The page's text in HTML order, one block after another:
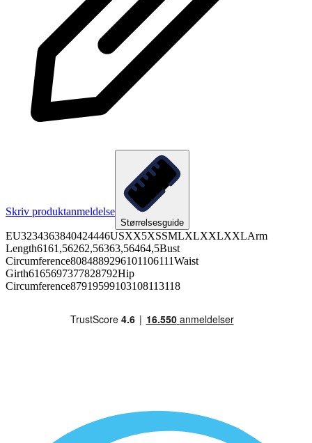
Skriv produktanmeldelse
Størrelsesguide
EU3234363840424446USXX5XSSMLXLXXLXXLArm
Length6161,56262,56363,56464,5Bust
Circumference8084889296101106111Waist
Girth6165697377828792Hip
Circumference87919599103108113118